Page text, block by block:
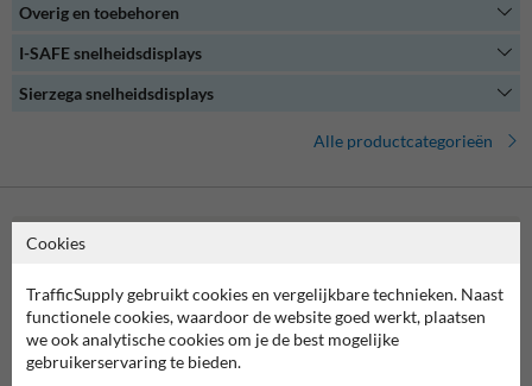
Onze snelheidsdisplays zijn gemakkelijk te bedienen en bieden een
een verkeerskundige bent of gewoon geïnteresseerd bent in het
snelheidsdisplay biedt de oplossing.
Overig en toebehoren
I-SAFE snelheidsdisplays
Sierzega snelheidsdisplays
Alle productcategorieën
Neem contact met ons op
7920070.
Vragen? Stuur een e-mail naarinfo@trafficsupply.nlof vul het
formulier in en we reageren zo spoedig mogelijk.
Cookies
TrafficSupply gebruikt cookies en vergelijkbare technieken. Naast
functionele cookies, waardoor de website goed werkt, plaatsen
we ook analytische cookies om je de best mogelijke
gebruikerservaring te bieden.